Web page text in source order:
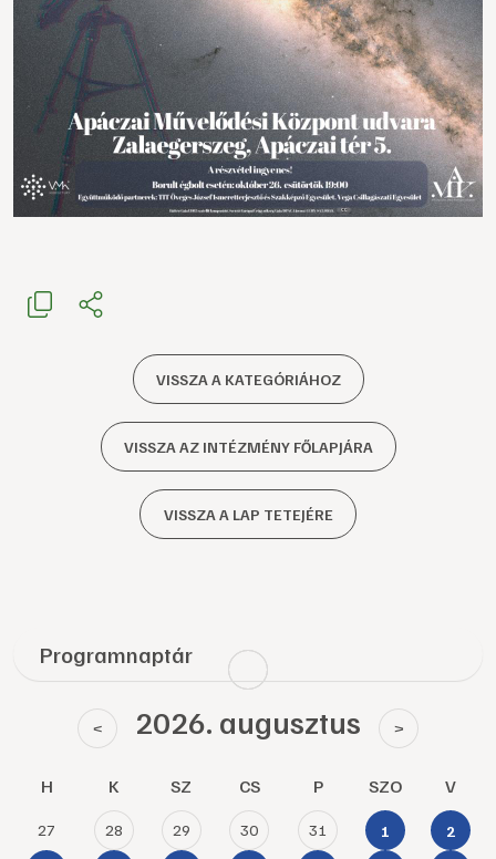
VISSZA A KATEGÓRIÁHOZ
VISSZA AZ INTÉZMÉNY FŐLAPJÁRA
VISSZA A LAP TETEJÉRE
Programnaptár
< 2026. augusztus >
H K SZ CS P SZO V
27 28 29 30 31 1 2